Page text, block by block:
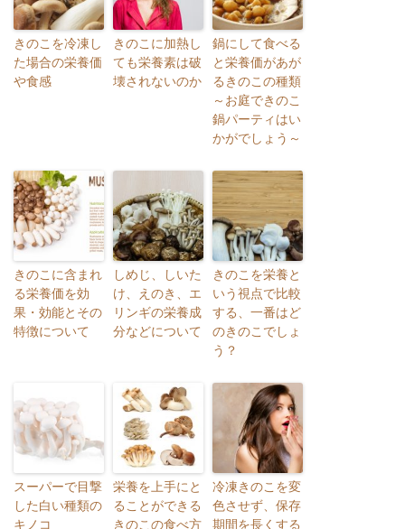
きのこを冷凍し
た場合の栄養価
や食感
きのこに加熱し
ても栄養素は破
壊されないのか
鍋にして食べる
と栄養価があが
るきのこの種類
～お庭できのこ
鍋パーティはい
かがでしょう～
きのこに含まれ
る栄養価を効
果・効能とその
特徴について
しめじ、しいた
け、えのき、エ
リンギの栄養成
分などについて
きのこを栄養と
いう視点で比較
する、一番はど
のきのこでしょ
う？
スーパーで目撃
した白い種類の
キノコ
栄養を上手にと
ることができる
きのこの食べ方
冷凍きのこを変
色させず、保存
期間を長くする